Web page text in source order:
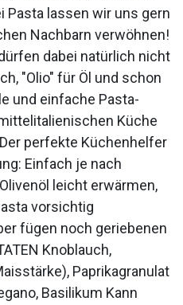
Pasta lassen wir uns gern
Nachbarn verwöhnen!
dabei natürlich nicht
"Olio" für Öl und schon
und einfache Pasta-
Küche
perfekte Küchenhelfer
Einfach je nach
leicht erwärmen,
vorsichtig
fügen noch geriebenen
Knoblauch,
Paprikagranulat
Basilikum Kann